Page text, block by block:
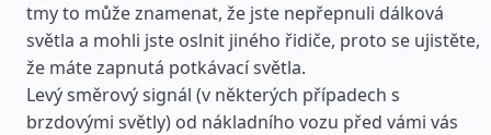
tmy to může znamenat, že jste nepřepnuli dálková
světla a mohli jste oslnit jiného řidiče, proto se ujistěte,
že máte zapnutá potkávací světla.
Levý směrový signál (v některých případech s
brzdovými světly) od nákladního vozu před vámi vás